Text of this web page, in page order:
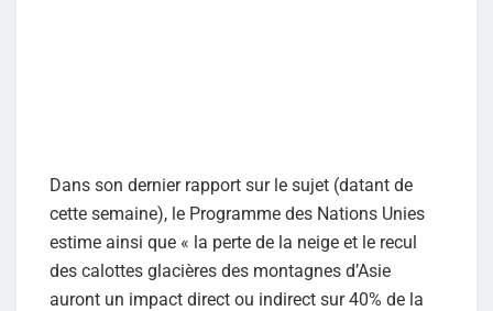
Dans son dernier rapport sur le sujet (datant de
cette semaine), le Programme des Nations Unies
estime ainsi que « la perte de la neige et le recul
des calottes glacières des montagnes d’Asie
auront un impact direct ou indirect sur 40% de la